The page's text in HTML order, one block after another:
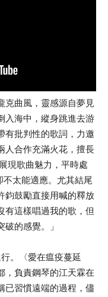
克曲風，靈感源自夢見
入海中，縱身跳進去游
有批判性的歌詞，力邀
人合作充滿火花，擅長
現歌曲魅力，平時處
太能適應。尤其結尾
鈞鼓勵直接用喊的釋放
有這樣唱過我的歌，但
的感覺。」
。〈愛在瘟疫蔓延
，負責鋼琴的江天霖在
已習慣遠端的過程，儘